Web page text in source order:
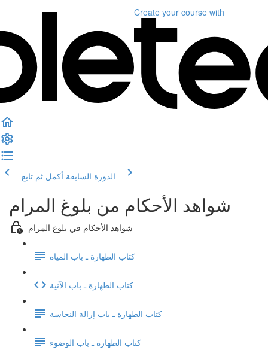
Create your course with
الدورة السابقة أكمل ثم تابع
شواهد الأحكام من بلوغ المرام
شواهد الأحكام في بلوغ المرام
كتاب الطهارة ـ باب المياه
كتاب الطهارة ـ باب الآنية
كتاب الطهارة ـ باب إزالة النجاسة
كتاب الطهارة ـ باب الوضوء